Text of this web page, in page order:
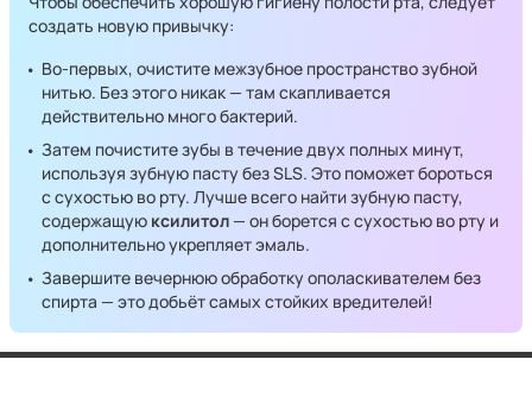
создать новую привычку:
Во-первых, очистите межзубное пространство зубной
нитью. Без этого никак — там скапливается
действительно много бактерий.
Затем почистите зубы в течение двух полных минут,
используя зубную пасту без SLS. Это поможет бороться
с сухостью во рту. Лучше всего найти зубную пасту,
содержащую ксилитол— он борется с сухостью во рту и
дополнительно укрепляет эмаль.
Завершите вечернюю обработку ополаскивателем без
спирта — это добьёт самых стойких вредителей!